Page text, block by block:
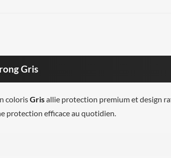
Gris
colorisGrisallie protection premium et design
protection efficace au quotidien.